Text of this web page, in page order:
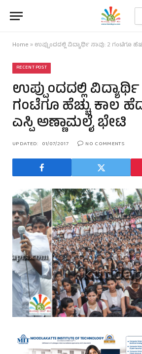
Home » ಉಪ್ಪುಂದದಲ್ಲಿ ವಿದ್ಯಾರ್ಥಿ ಸಾವು: 2 ಗಂಟೆಗೂ ಹೆಚ್ಚು ಕಾಲ
RECENT POST
ಉಪ್ಪುಂದದಲ್ಲಿ ವಿದ್ಯಾರ್ಥಿ
ಗಂಟೆಗೂ ಹೆಚ್ಚು ಕಾಲ
ಎಸ್ಪಿ ಅಣ್ಣಾಮಲೈ ಭೇಟಿ
UPDATED: 01/07/2017 NO COMMENTS